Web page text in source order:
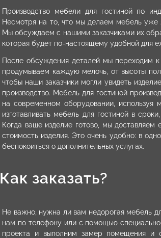
Производство мебели для гостиной по
Несмотря на то, что мы делаем мебель уже
Мы обсуждаем с нашими заказчиками их
которая будет по-настоящему удобной для
После обсуждения деталей мы переходим к
продумываем каждую мелочь, от высоты
чтобы наши заказчики могли увидеть
производство. Мебель для гостиной
на современном оборудовании, используя
изготавливать мебель для гостиной в
Когда ваше изделие готово, мы
стоимость изделия. Это очень удобно: в
беспокоиться о дополнительных услугах.
Как заказать?
Не важно, нужна ли вам недорогая мебель
нам по телефону или с помощью
проекта и выполним замер помещения и